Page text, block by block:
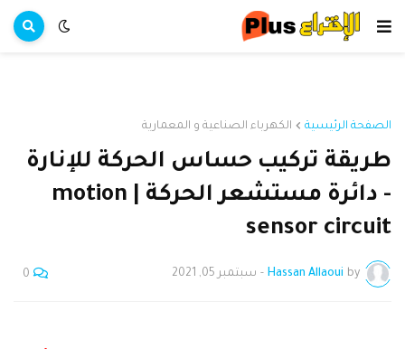
الصفحة الرئيسية الكهرباء الصناعية و المعمارية
طريقة تركيب حساس الحركة للإنارة
- دائرة مستشعر الحركة | motion
sensor circuit
by
Hassan Allaoui
- سبتمبر 05, 2021 0